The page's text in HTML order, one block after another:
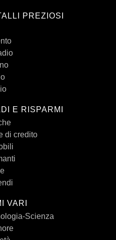
PREZIOSI
E RISPARMI
di credito
VARI
Scienza